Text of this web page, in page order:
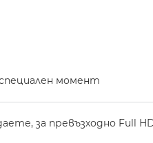
специален момент
за превъзходно Full